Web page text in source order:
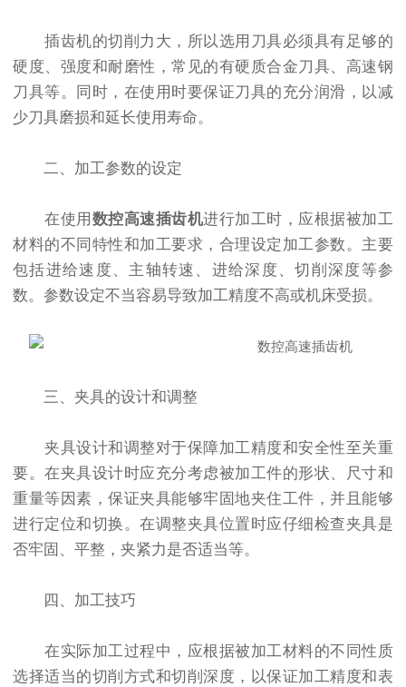
插齿机的切削力大，所以选用刀具必须具有足够的
硬度、强度和耐磨性，常见的有硬质合金刀具、高速钢
刀具等。同时，在使用时要保证刀具的充分润滑，以减
少刀具磨损和延长使用寿命。
二、加工参数的设定
在使用 数控高速插齿机进行加工时，应根据被加工
材料的不同特性和加工要求，合理设定加工参数。主要
包括进给速度、主轴转速、进给深度、切削深度等参
数。参数设定不当容易导致加工精度不高或机床受损。
三、夹具的设计和调整
夹具设计和调整对于保障加工精度和安全性至关重
要。在夹具设计时应充分考虑被加工件的形状、尺寸和
重量等因素，保证夹具能够牢固地夹住工件，并且能够
进行定位和切换。在调整夹具位置时应仔细检查夹具是
否牢固、平整，夹紧力是否适当等。
四、加工技巧
在实际加工过程中，应根据被加工材料的不同性质
选择适当的切削方式和切削深度，以保证加工精度和表